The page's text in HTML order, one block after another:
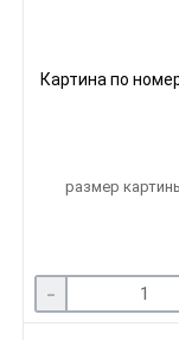
Картина по
размер
-